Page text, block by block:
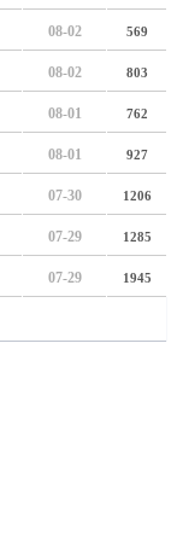
08-02 569
08-02 803
08-01 762
08-01 927
07-30 1206
07-29 1285
07-29 1945